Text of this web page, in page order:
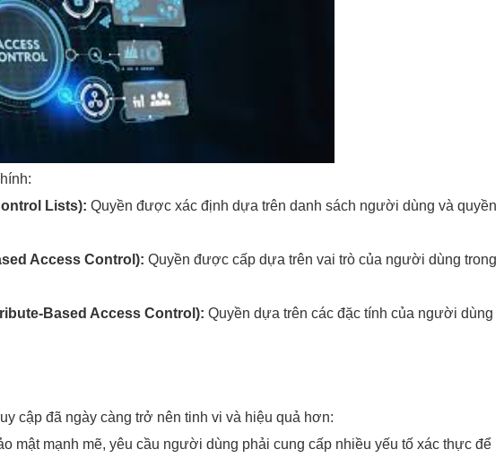
Lists): Quyền được xác định dựa trên danh sách người dùng và quyền
Access Control): Quyền được cấp dựa trên vai trò của người dùng trong
Based Access Control): Quyền dựa trên các đặc tính của người dùng
cập đã ngày càng trở nên tinh vi và hiệu quả hơn:
mật mạnh mẽ, yêu cầu người dùng phải cung cấp nhiều yếu tố xác thực để